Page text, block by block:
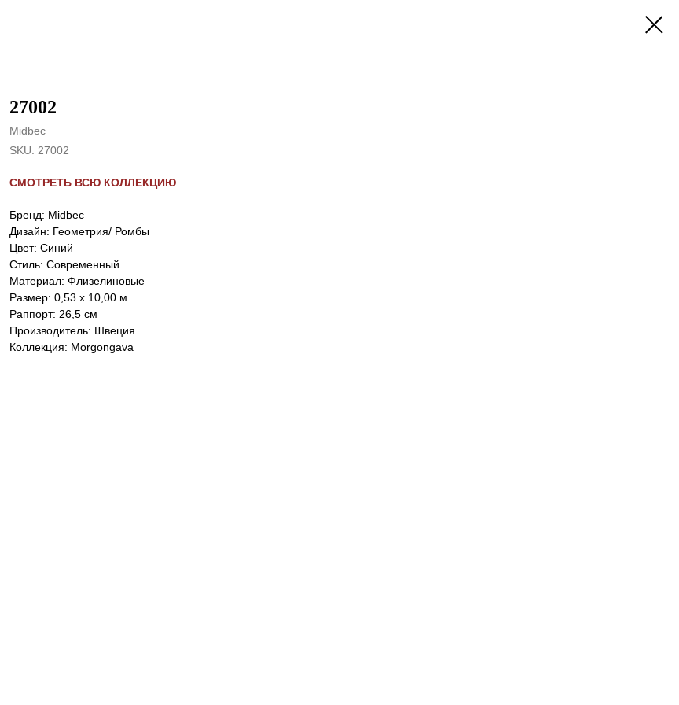
27002
Midbec
SKU: 27002
СМОТРЕТЬ ВСЮ КОЛЛЕКЦИЮ
Бренд: Midbec
Дизайн: Геометрия/ Ромбы
Цвет: Синий
Стиль: Cовременный
Материал: Флизелиновые
Размер: 0,53 х 10,00 м
Раппорт: 26,5 см
Производитель: Швеция
Коллекция: Morgongava